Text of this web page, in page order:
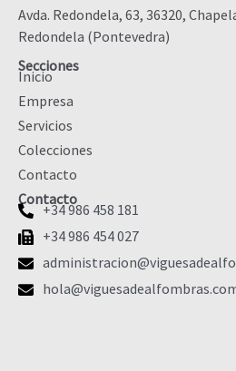
Avda. Redondela, 63, 36320,
Redondela (Pontevedra)
Secciones
Inicio
Empresa
Servicios
Colecciones
Contacto
Contacto
+34 986 458 181
+34 986 454 027